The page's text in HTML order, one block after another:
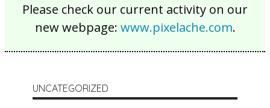
Please check our current activity on our
new webpage: www.pixelache.com.
UNCATEGORIZED